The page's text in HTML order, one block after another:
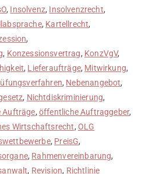
, Insolvenz, Insolvenzrecht,
, Kartellrecht,
,
, Konzessionsvertrag, KonzVgV,
, Lieferaufträge, Mitwirkung,
, Nebenangebot,
, Nichtdiskriminierung,
Aufträge, öffentliche Auftraggeber,
Wirtschaftsrecht, OLG
, PreisG,
, Rahmenvereinbarung,
, Revision, Richtlinie